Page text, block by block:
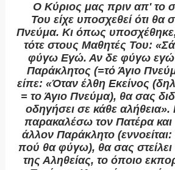
Ο Κύριος μας πριν απ' το
Του είχε υποσχεθεί ότι θα
Πνεύμα. Κι όπως υποσχέθηκε,
τότε στους Μαθητές Του:
φύγω Εγώ. Αν δε φύγω εγώ
Παράκλητος (=τό Άγιο
είπε: «Όταν έλθη Εκείνος
= το Άγιο Πνεύμα), θα σας
οδηγήσει σε κάθε
παρακαλέσω τον Πατέρα και
άλλον Παράκλητο (εννοείται:
πού θα φύγω), θα σας στείλει
της Αληθείας, το όποιο